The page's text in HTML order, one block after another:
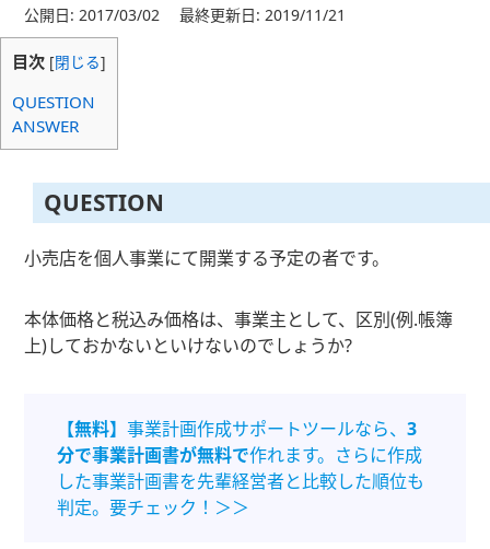
公開日: 2017/03/02 最終更新日: 2019/11/21
目次 [閉じる]
QUESTION
ANSWER
QUESTION
小売店を個人事業にて開業する予定の者です。
本体価格と税込み価格は、事業主として、区別(例.帳簿
上)しておかないといけないのでしょうか?
【無料】事業計画作成サポートツールなら、3
分で事業計画書が無料で作れます。さらに作成
した事業計画書を先輩経営者と比較した順位も
判定。要チェック！＞＞